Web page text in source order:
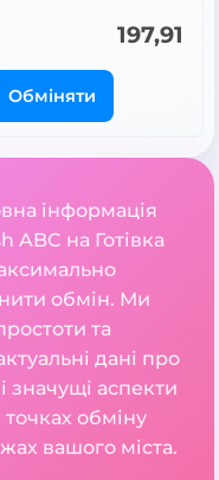
197,91
Обміняти
інформація
ABC на Готівка
обмін. Ми
та
дані про
значущі аспекти
обміну
вашого міста.